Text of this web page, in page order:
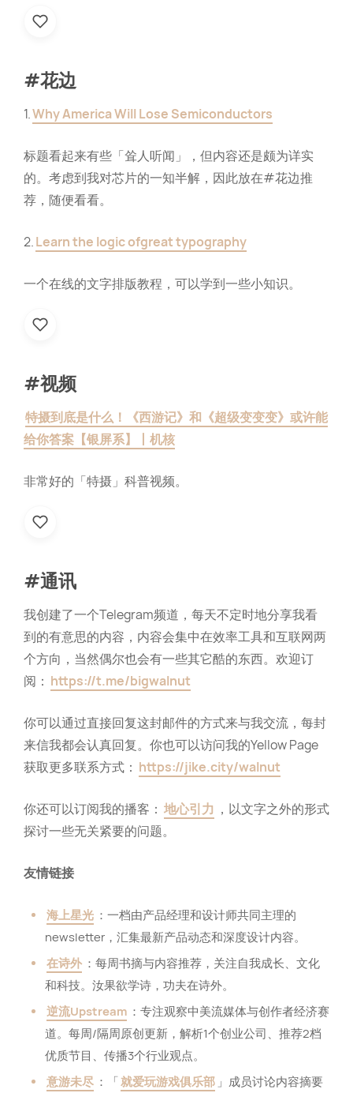
#花边
1.Why America Will Lose Semiconductors
标题看起来有些「耸人听闻」，但内容还是颇为详实
的。考虑到我对芯片的一知半解，因此放在#花边推
荐，随便看看。
2.Learn the logic ofgreat typography
一个在线的文字排版教程，可以学到一些小知识。
#视频
特摄到底是什么！《西游记》和《超级变变变》或许能
给你答案【银屏系】丨机核
非常好的「特摄」科普视频。
#通讯
我创建了一个Telegram频道，每天不定时地分享我看
到的有意思的内容，内容会集中在效率工具和互联网两
个方向，当然偶尔也会有一些其它酷的东西。欢迎订
阅： https://t.me/bigwalnut
你可以通过直接回复这封邮件的方式来与我交流，每封
来信我都会认真回复。你也可以访问我的Yellow Page
获取更多联系方式： https://jike.city/walnut
你还可以订阅我的播客： 地心引力 ，以文字之外的形式
探讨一些无关紧要的问题。
友情链接
海上星光 ：一档由产品经理和设计师共同主理的
newsletter，汇集最新产品动态和深度设计内容。
在诗外 ：每周书摘与内容推荐，关注自我成长、文化
和科技。汝果欲学诗，功夫在诗外。
逆流Upstream ：专注观察中美流媒体与创作者经济赛
道。每周/隔周原创更新，解析1个创业公司、推荐2档
优质节目、传播3个行业观点。
意游未尽 ：「就爱玩游戏俱乐部 」成员讨论内容摘要